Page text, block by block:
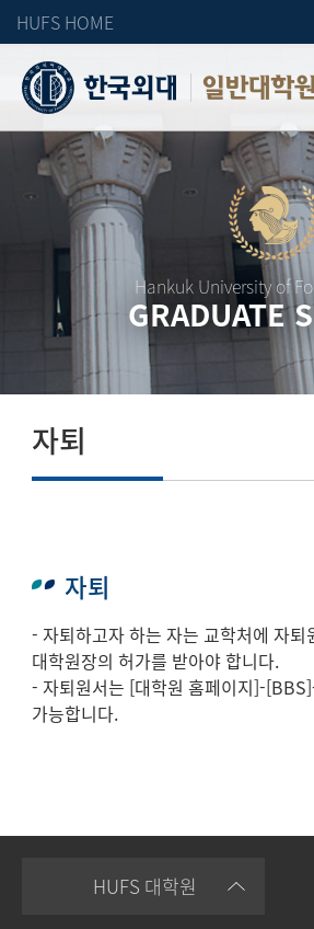
HUFS HOME
일반대학원
Hankuk University of
GRADUATE
자퇴
자퇴
- 자퇴하고자 하는 자는 교학처에 자퇴
대학원장의 허가를 받아야 합니다.
- 자퇴원서는 [대학원 홈페이지]-
가능합니다.
HUFS 대학원